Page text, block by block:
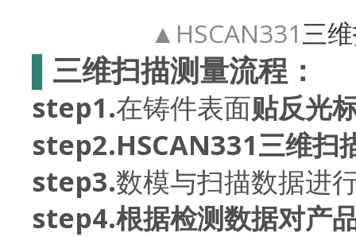
▲HSCAN331三
三维扫描测量流程：
step1.在铸件表面贴反光
step2.HSCAN331三维扫
step3.数模与扫描数据进
step4.根据检测数据对产